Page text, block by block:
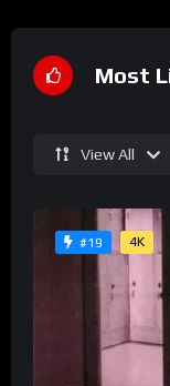
Most
View All
#19 4K